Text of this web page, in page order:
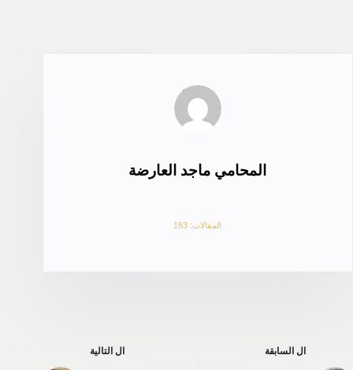
المحامي ماجد العارضة
المقالات: 163
ال السابقة ال التالية